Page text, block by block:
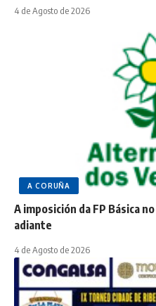
4 de Agosto de 2026
A CORUÑA
A imposición da FP Básica
adiante
4 de Agosto de 2026